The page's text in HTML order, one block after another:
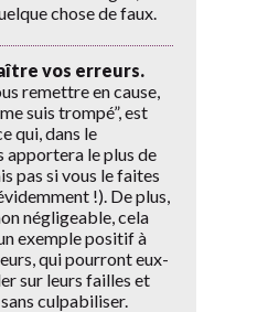
chose de faux.
vos erreurs.
remettre en cause,
suis trompé”, est
qui, dans le
apportera le plus de
pas si vous le faites
!). De plus,
négligeable, cela
exemple positif à
qui pourront eux-
sur leurs failles et
culpabiliser.